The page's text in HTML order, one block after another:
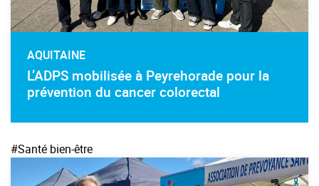
AQUITAINE
L’ADPS mobilisée à Peyrehorade pour la
prévention du cancer colorectal
#Santé bien-être